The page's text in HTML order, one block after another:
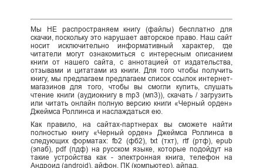
Мы НЕ распространяем книгу (файлы) бесплатно для
скачки, поскольку это нарушает авторское право. Наш сайт
носит исключительно информативный характер, где
читатели могут ознакомиться с интересным описанием
книги от нашего сайта, с аннотацией от издательства,
отзывами и цитатами из книги. Для того чтобы получить
книгу, мы предлагаем предлагаем список ссылок интернет-
магазинов для того, чтобы вы смогли купить, слушать
чтение книги (аудиокнигу в mp3 (мп3)), скачать / загрузить
или читать онлайн полную версию книги «Черный орден»
Джеймса Роллинса и наслаждаться ею.
Как правило, на сайтах-партнерах вы сможете найти
полностью книгу «Черный орден» Джеймса Роллинса в
следующих форматах: fb2 (фб2), txt (тхт), rtf (ртф), epub
(эпаб), pdf (пдф) на русском языке, которые подойдут на
такие устройства как - электронная книга, телефон на
Андроид (android), айфон, ПК (компьютер), айпад.